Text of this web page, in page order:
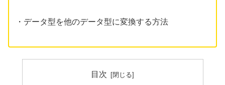
・データ型を他のデータ型に変換する方法
目次